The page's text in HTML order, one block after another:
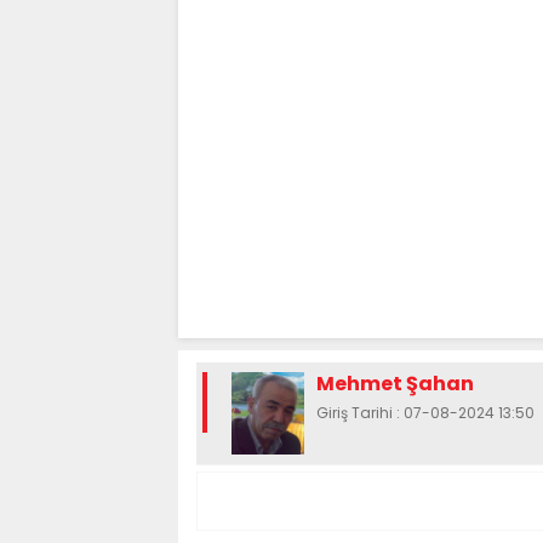
Mehmet Şahan
Giriş Tarihi : 07-08-2024 13:50